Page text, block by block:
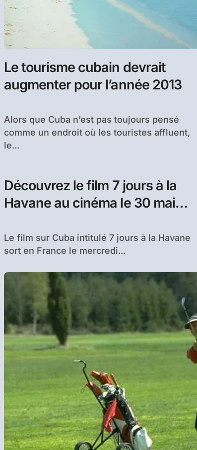
Le tourisme cubain devrait
augmenter pour l’année 2013
Alors que Cuba n’est pas toujours pensé
comme un endroit où les touristes affluent,
le...
Découvrez le film 7 jours à la
Havane au cinéma le 30 mai
Le film sur Cuba intitulé 7 jours à la Havane
sort en France le mercredi...